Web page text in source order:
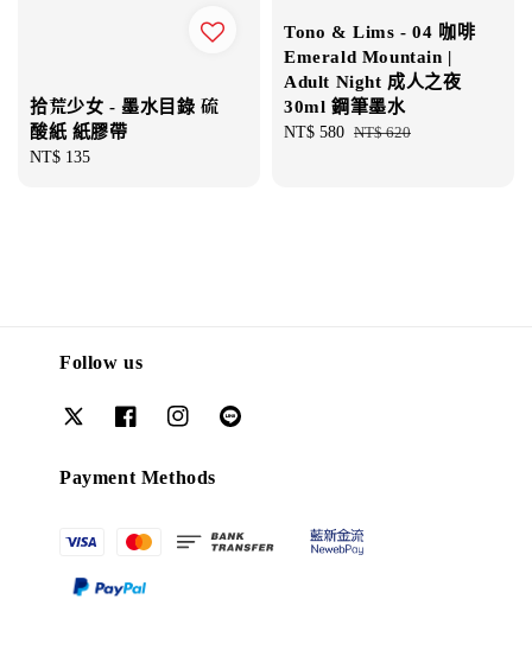
拾荒少女 - 墨水目錄 硫
酸紙 紙膠帶
Regular
NT$ 135
Tono & Lims - 04 咖啡
Emerald Mountain |
Adult Night 成人之夜
30ml 鋼筆墨水
Sale
NT$ 580 Regular
NT$ 620
Follow us
Payment Methods